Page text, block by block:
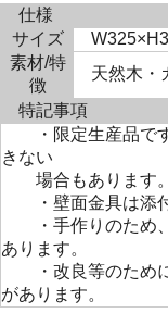
仕様
サイズ
素材/特
徴
天然木・
特記事項
・限定生産品です
きない
場合もあります。
・壁面金具は添付
・手作りのため、
あります。
・改良等のために
があります。